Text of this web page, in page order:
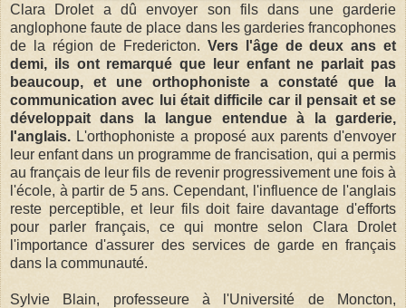
Clara Drolet a dû envoyer son fils dans une garderie
anglophone faute de place dans les garderies francophones
de la région de Fredericton. Vers l'âge de deux ans et
demi, ils ont remarqué que leur enfant ne parlait pas
beaucoup, et une orthophoniste a constaté que la
communication avec lui était difficile car il pensait et se
développait dans la langue entendue à la garderie,
l'anglais. L'orthophoniste a proposé aux parents d'envoyer
leur enfant dans un programme de francisation, qui a permis
au français de leur fils de revenir progressivement une fois à
l'école, à partir de 5 ans. Cependant, l'influence de l'anglais
reste perceptible, et leur fils doit faire davantage d'efforts
pour parler français, ce qui montre selon Clara Drolet
l'importance d'assurer des services de garde en français
dans la communauté.
Sylvie Blain, professeure à l'Université de Moncton,